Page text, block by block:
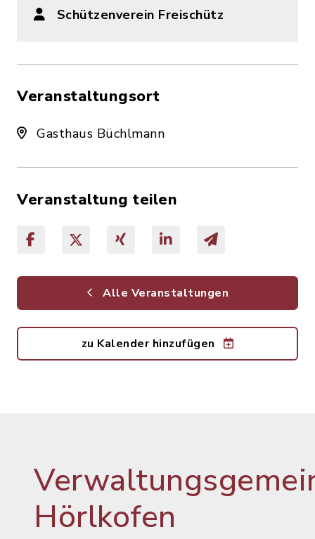
Schützenverein Freischütz
Veranstaltungsort
Gasthaus Büchlmann
Veranstaltung teilen
Alle Veranstaltungen
zu Kalender hinzufügen
Hörlkofen